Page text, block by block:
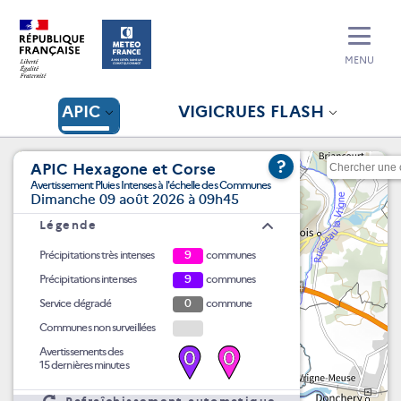
APIC VIGICRUES FLASH
MENU
APIC Hexagone et Corse
Avertissement Pluies Intenses à l'échelle des Communes
Dimanche 09 août 2026 à 09h45
?
Légende
Précipitations très intenses 9
communes
Précipitations intenses
9
communes
Service dégradé
0
commune
Communes non surveillées
Avertissements des
15 dernières minutes
0 0